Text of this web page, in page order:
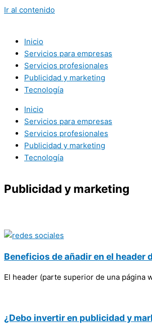
Ir al contenido
Inicio
Servicios para empresas
Servicios profesionales
Publicidad y marketing
Tecnología
Inicio
Servicios para empresas
Servicios profesionales
Publicidad y marketing
Tecnología
Publicidad y marketing
Beneficios de añadir en el header
El header (parte superior de una página
¿Debo invertir en publicidad y